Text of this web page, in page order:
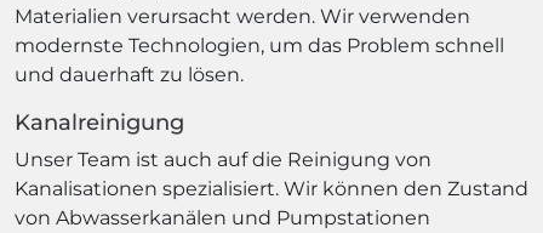
Materialien verursacht werden. Wir verwenden
modernste Technologien, um das Problem schnell
und dauerhaft zu lösen.
Kanalreinigung
Unser Team ist auch auf die Reinigung von
Kanalisationen spezialisiert. Wir können den Zustand
von Abwasserkanälen und Pumpstationen